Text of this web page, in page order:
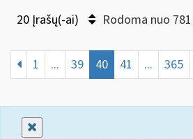
20 Įrašų(-ai) Rodoma nuo
1 ... 39 40 41 ... 365